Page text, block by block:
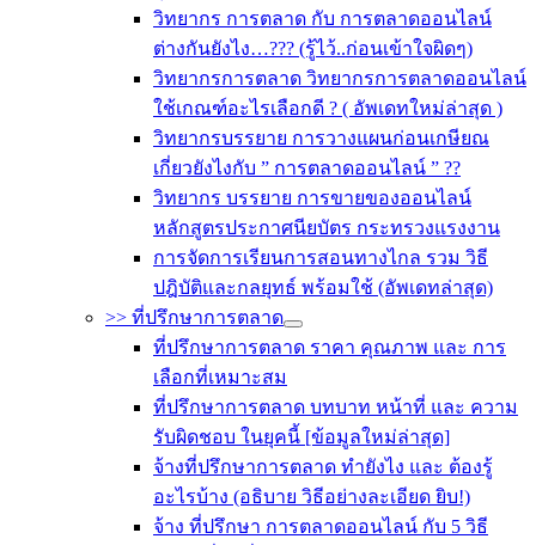
วิทยากร การตลาด กับ การตลาดออนไลน์
ต่างกันยังไง…??? (รู้ไว้..ก่อนเข้าใจผิดๆ)
วิทยากรการตลาด วิทยากรการตลาดออนไลน์
ใช้เกณฑ์อะไรเลือกดี ? ( อัพเดทใหม่ล่าสุด )
วิทยากรบรรยาย การวางแผนก่อนเกษียณ
เกี่ยวยังไงกับ ” การตลาดออนไลน์ ” ??
วิทยากร บรรยาย การขายของออนไลน์
หลักสูตรประกาศนียบัตร กระทรวงแรงงาน
การจัดการเรียนการสอนทางไกล รวม วิธี
ปฎิบัติและกลยุทธ์ พร้อมใช้ (อัพเดทล่าสุด)
>> ที่ปรึกษาการตลาด
ที่ปรึกษาการตลาด ราคา คุณภาพ และ การ
เลือกที่เหมาะสม
ที่ปรึกษาการตลาด บทบาท หน้าที่ และ ความ
รับผิดชอบ ในยุคนี้ [ข้อมูลใหม่ล่าสุด]
จ้างที่ปรึกษาการตลาด ทำยังไง และ ต้องรู้
อะไรบ้าง (อธิบาย วิธีอย่างละเอียด ยิบ!)
จ้าง ที่ปรึกษา การตลาดออนไลน์ กับ 5 วิธี